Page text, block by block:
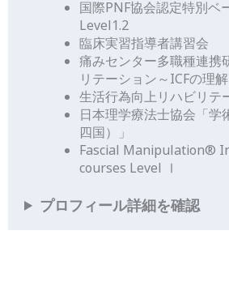
国際PNF協会認定特別ベ
Level1.2
臨床実習指導者講習会
痛みセンター多職種連携
リテーション～ICFの理
生活行為向上リハビリテ
日本理学療法士協会「学
四国）」
Fascial Manipulation®︎
courses Level Ⅰ
プロフィール詳細を確認